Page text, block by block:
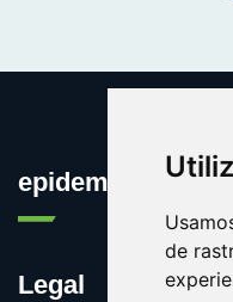
de
epidemia.org
Legal